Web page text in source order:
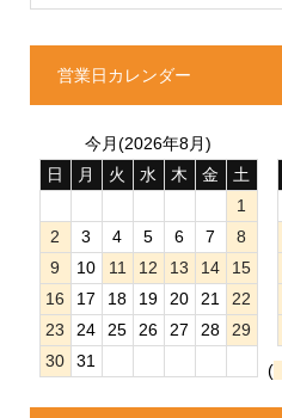
営業日カレンダー
今月(2026年8月)
日
月 火 水 木 金
土
1
2
3 4 5 6 7
8
9
10 11 12 13 14
15
16
17 18 19 20 21
22
23
24 25 26 27 28
29
30
31 (